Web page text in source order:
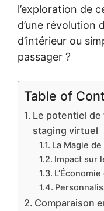
l’exploration de
d’une révolution
d’intérieur ou
passager ?
Table of
Le potentiel
staging virtuel
La Magie
Impact sur
Comparaison